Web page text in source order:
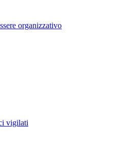
organizzativo
vigilati